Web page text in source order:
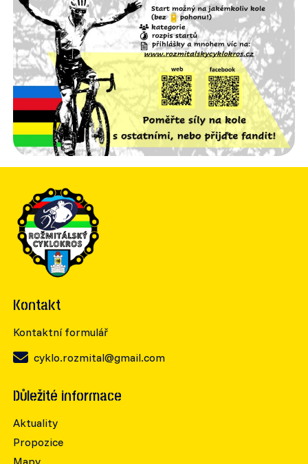
Kontakt
Kontaktní formulář
cyklo.rozmital@gmail.com
Důležité informace
Aktuality
Propozice